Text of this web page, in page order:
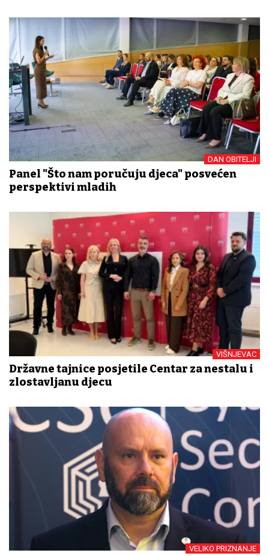
DAN OBITELJI
Panel "Što nam poručuju djeca" posvećen
perspektivi mladih
VIŠNJEVAC
Državne tajnice posjetile Centar za nestalu i
zlostavljanu djecu
VELIKO PRIZNANJE